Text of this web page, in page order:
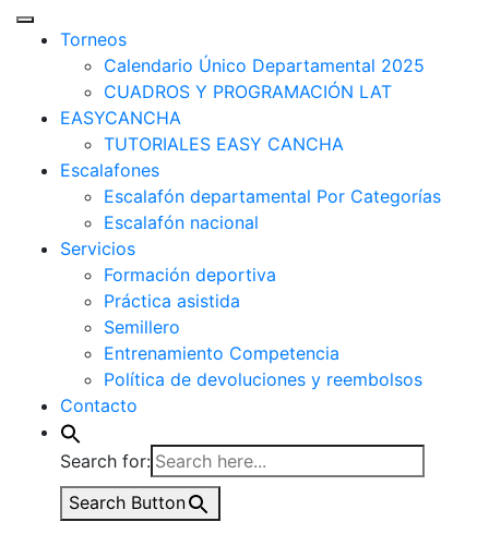
Torneos
Calendario Único Departamental 2025
CUADROS Y PROGRAMACIÓN LAT
EASYCANCHA
TUTORIALES EASY CANCHA
Escalafones
Escalafón departamental Por Categorías
Escalafón nacional
Servicios
Formación deportiva
Práctica asistida
Semillero
Entrenamiento Competencia
Política de devoluciones y reembolsos
Contacto
Search for:
Search Button